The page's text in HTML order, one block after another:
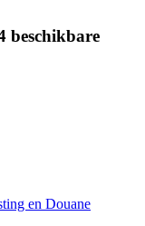
beschikbare
en Douane